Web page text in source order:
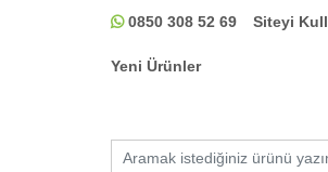
0850 308 52 69 Siteyi
Yeni Ürünler